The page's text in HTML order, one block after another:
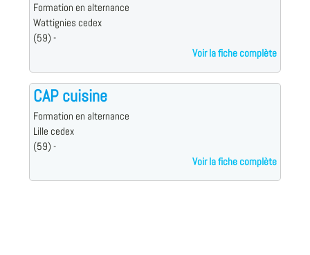
Formation en alternance
Wattignies cedex
(59) -
Voir la fiche complète
CAP cuisine
Formation en alternance
Lille cedex
(59) -
Voir la fiche complète